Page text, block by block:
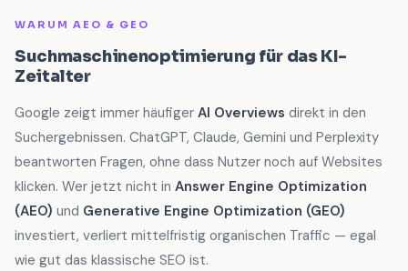
WARUM AEO & GEO
Suchmaschinenoptimierung für das KI-
Zeitalter
Google zeigt immer häufiger AI Overviews direkt in den
Suchergebnissen. ChatGPT, Claude, Gemini und Perplexity
beantworten Fragen, ohne dass Nutzer noch auf Websites
klicken. Wer jetzt nicht in Answer Engine Optimization
(AEO) und Generative Engine Optimization (GEO)
investiert, verliert mittelfristig organischen Traffic — egal
wie gut das klassische SEO ist.